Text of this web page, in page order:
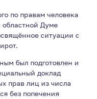
по правам человека
Думе
ситуации с
был подготовлен и
доклад
прав лиц из числа
без попечения